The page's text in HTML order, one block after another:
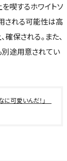
喫するホワイトソ
される可能性は高
保される。また、
別途用意されてい
に可愛いんだ！」